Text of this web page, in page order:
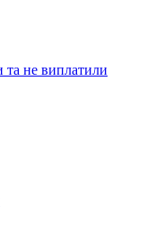
та не виплатили